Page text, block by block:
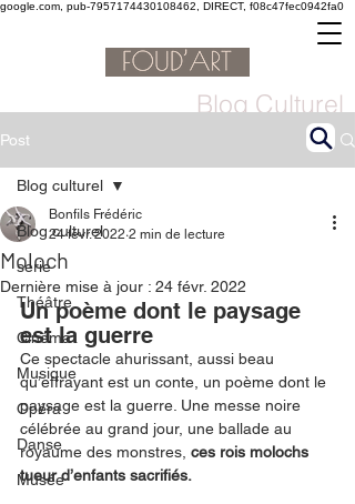
google.com, pub-7957174430108462, DIRECT, f08c47fec0942fa0
Blog Culturel
Post
Blog culturel
serie
Théâtre
Cinéma
Musique
Opéra
Danse
Musée
Blog culturel
Moloch
Bonfils Frédéric
24 févr. 2022 2 min de lecture
Dernière mise à jour : 24 févr. 2022
Un poème dont le paysage
est la guerre
Ce spectacle ahurissant, aussi beau
qu’effrayant est un conte, un poème dont le
paysage est la guerre. Une messe noire
célébrée au grand jour, une ballade au
royaume des monstres, ces rois molochs
tueur d’enfants sacrifiés.